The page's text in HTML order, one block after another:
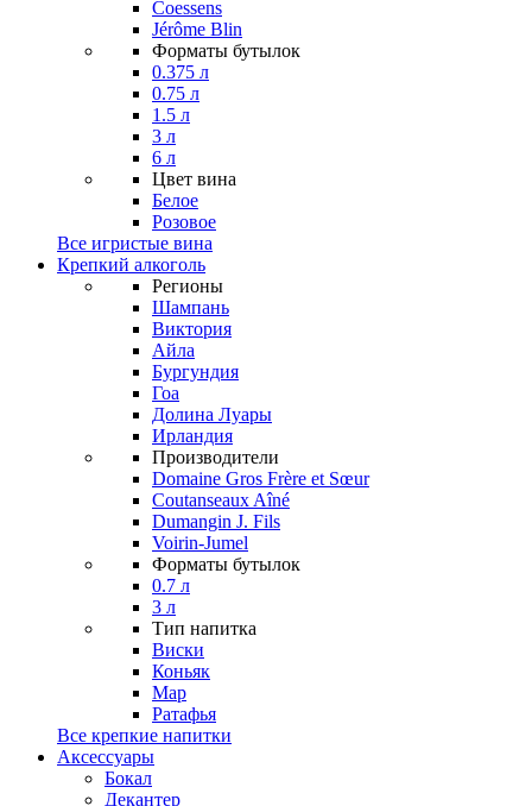
Coessens
Jérôme Blin
Форматы бутылок
0.375 л
0.75 л
1.5 л
3 л
6 л
Цвет вина
Белое
Розовое
Все игристые вина
Крепкий алкоголь
Регионы
Шампань
Виктория
Айла
Бургундия
Гоа
Долина Луары
Ирландия
Производители
Domaine Gros Frère et Sœur
Coutanseaux Aîné
Dumangin J. Fils
Voirin-Jumel
Форматы бутылок
0.7 л
3 л
Тип напитка
Виски
Коньяк
Мар
Ратафья
Все крепкие напитки
Аксессуары
Бокал
Декантер